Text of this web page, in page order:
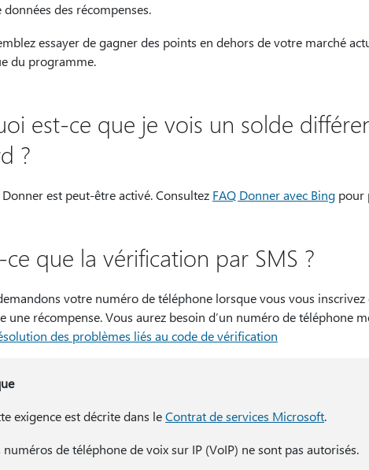
données des récompenses.
essayer de gagner des points en dehors de votre marché
du programme.
est-ce que je vois un solde
?
est peut-être activé. Consultez FAQ Donner avec Bing pour
ce que la vérification par SMS ?
votre numéro de téléphone lorsque vous vous inscrivez
une récompense. Vous aurez besoin d’un numéro de téléphone
des problèmes liés au code de vérification
exigence est décrite dans leContrat de services Microsoft.
numéros de téléphone de voix sur IP (VoIP) ne sont pas autorisés.